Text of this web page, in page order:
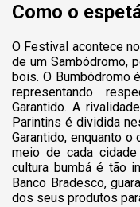
Como o
O Festival acontece
de um Sambódromo,
bois. O Bumbódromo
representando
Garantido. A
Parintins é dividida
Garantido, enquanto
meio de cada
cultura bumbá é tão
Banco Bradesco,
dos seus produtos